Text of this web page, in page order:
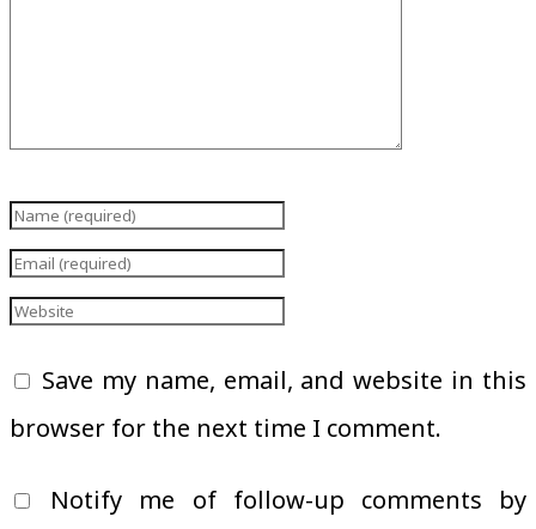
Save my name, email, and website in this
browser for the next time I comment.
Notify me of follow-up comments by